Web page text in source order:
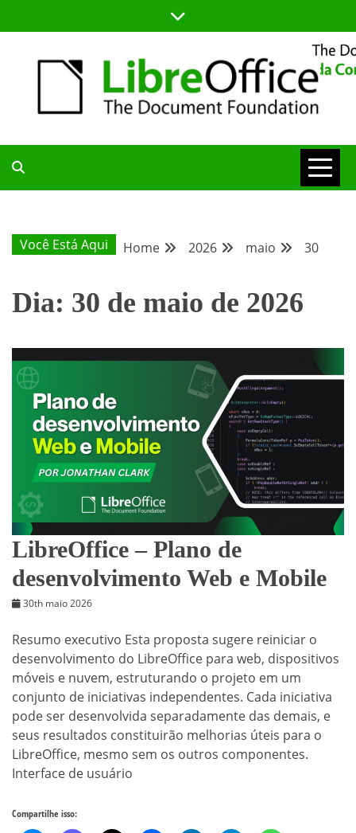
to
BLOG DA
COMUNIDADE
BRASILEIRA
Você Está Aqui Home 2026 maio 30
Dia: 30 de maio de 2026
LibreOffice – Plano de
desenvolvimento Web e Mobile
30th maio 2026
Resumo executivo Esta proposta sugere reiniciar o
desenvolvimento do LibreOffice para web, dispositivos
móveis e nuvem, estruturando o projeto em um
conjunto de iniciativas independentes. Cada iniciativa
pode ser desenvolvida separadamente das demais, e
seus resultados constituirão melhorias úteis para o
LibreOffice, mesmo sem os outros componentes.
Interface de usuário
Compartilhe isso: